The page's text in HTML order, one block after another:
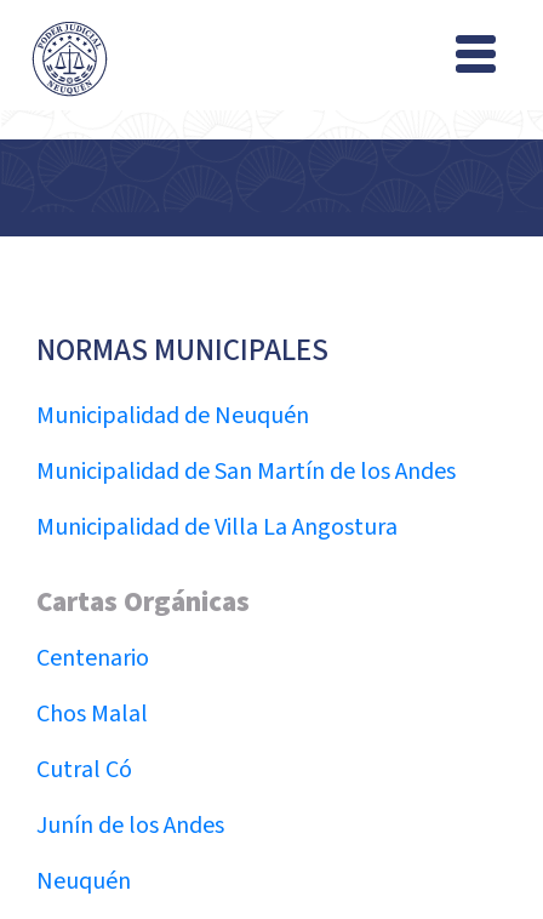
NORMAS MUNICIPALES
Municipalidad de Neuquén
Municipalidad de San Martín de los Andes
Municipalidad de Villa La Angostura
Cartas Orgánicas
Centenario
Chos Malal
Cutral Có
Junín de los Andes
Neuquén